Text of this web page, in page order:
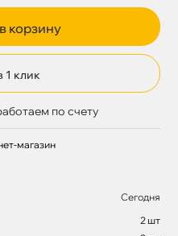
корзину
1 клик
по счету
магазин
Сегодня
2 шт